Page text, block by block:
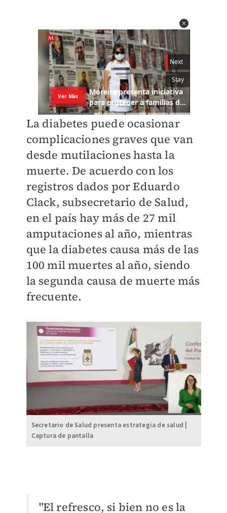
La diabetes puede ocasionar
complicaciones graves que van
desde mutilaciones hasta la
muerte. De acuerdo con los
registros dados por Eduardo
Clack, subsecretario de Salud,
en el país hay más de 27 mil
amputaciones al año, mientras
que la diabetes causa más de las
100 mil muertes al año, siendo
la segunda causa de muerte más
frecuente.
Secretario de Salud presenta estrategia de salud |
Captura de pantalla
"El refresco, si bien no es la